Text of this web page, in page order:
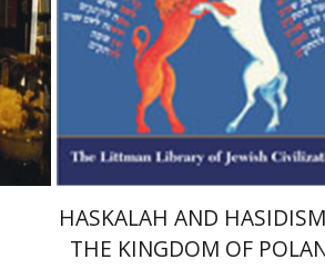
הנחת אתר ספר מודפס
$38
$34
HASKALAH AND
THE KINGDOM OF